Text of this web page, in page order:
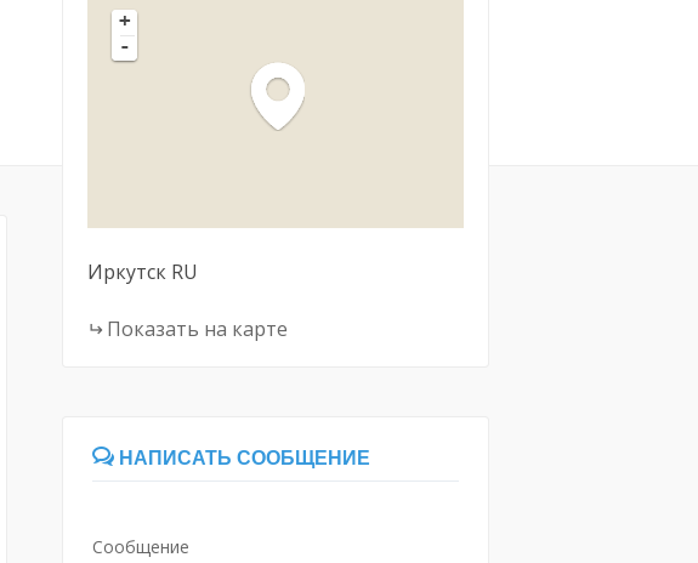
+
-
Иркутск RU
Показать на карте
НАПИСАТЬ СООБЩЕНИЕ
Сообщение